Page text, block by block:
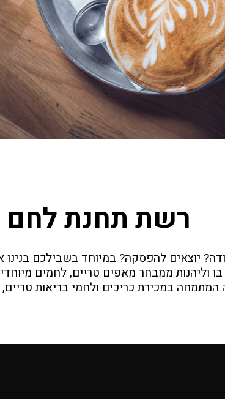
רשת תחנת לחם
יוצאים להפסקה? במיוחד בשבילכם בנינו
וליהנות ממבחר מאפים טריים, לחמים
במכירת כריכים ולחמי בריאות